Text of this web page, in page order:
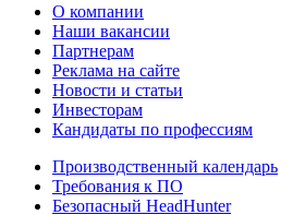
О компании
Наши вакансии
Партнерам
Реклама на сайте
Новости и статьи
Инвесторам
Кандидаты по профессиям
Производственный календарь
Требования к ПО
Безопасный HeadHunter